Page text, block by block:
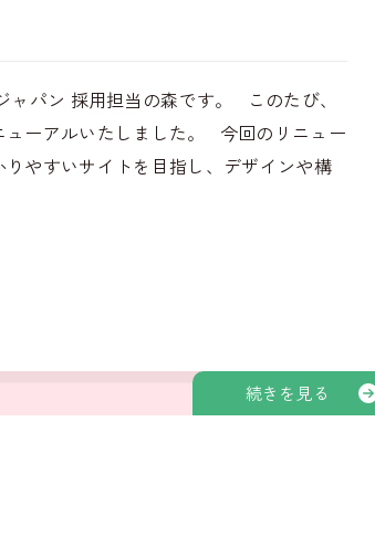
ャパン 採用担当の森です。 このたび、
ューアルいたしました。 今回のリニュー
やすいサイトを目指し、デザインや構
続きを見る